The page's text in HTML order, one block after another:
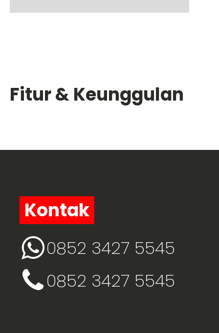
Fitur & Keunggulan
Kontak
0852 3427 5545
0852 3427 5545